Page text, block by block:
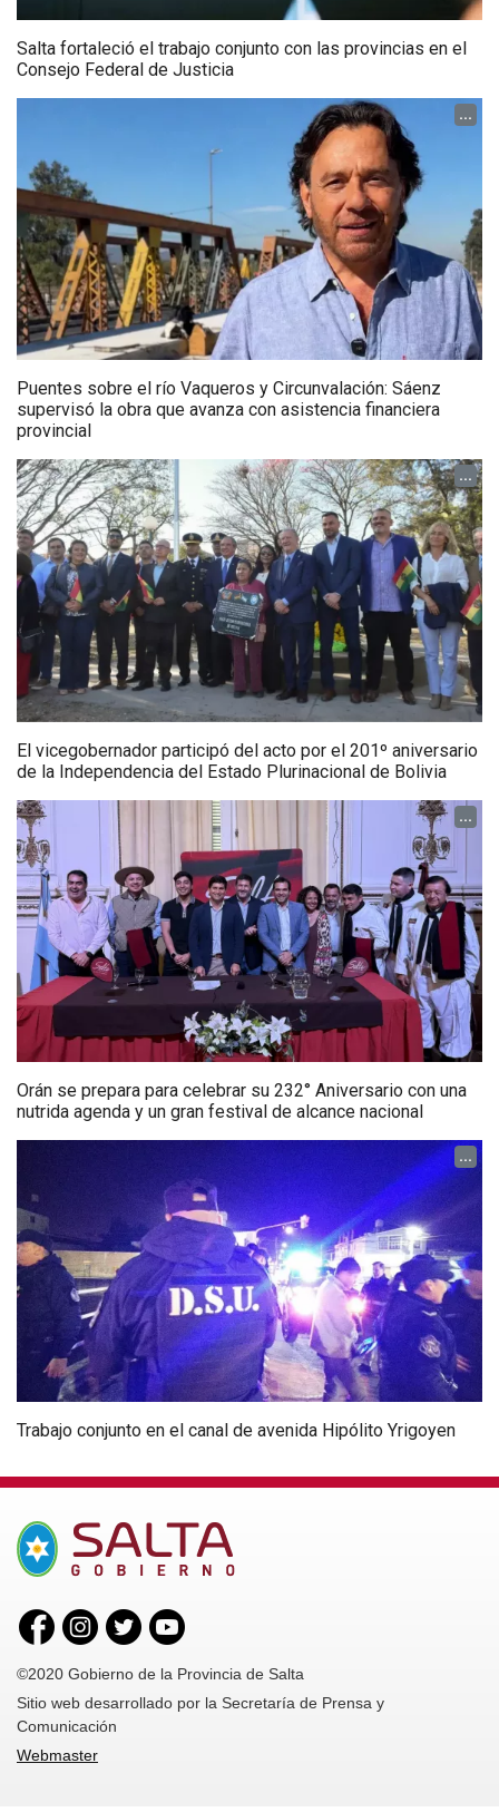
Salta fortaleció el trabajo conjunto con las provincias en el
Consejo Federal de Justicia
...
Puentes sobre el río Vaqueros y Circunvalación: Sáenz
supervisó la obra que avanza con asistencia financiera
provincial
...
El vicegobernador participó del acto por el 201º aniversario
de la Independencia del Estado Plurinacional de Bolivia
...
Orán se prepara para celebrar su 232° Aniversario con una
nutrida agenda y un gran festival de alcance nacional
...
Trabajo conjunto en el canal de avenida Hipólito Yrigoyen
©2020 Gobierno de la Provincia de Salta
Sitio web desarrollado por la Secretaría de Prensa y
Comunicación
Webmaster